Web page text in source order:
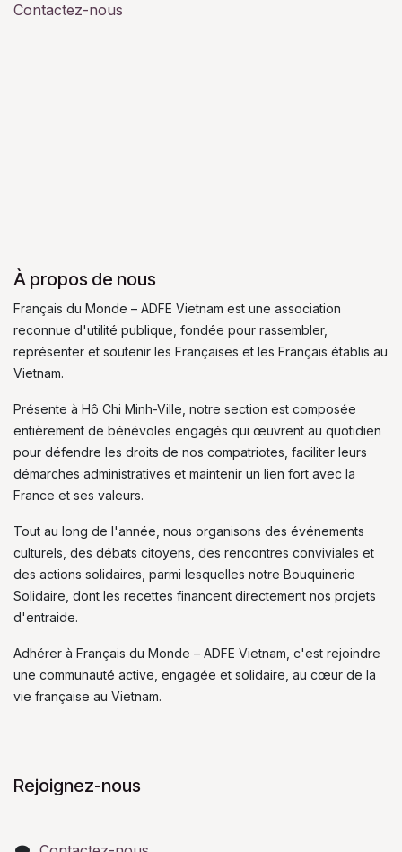
Contactez-nous
À propos de nous
Français du Monde – ADFE Vietnam est une association
reconnue d'utilité publique, fondée pour rassembler,
représenter et soutenir les Françaises et les Français établis au
Vietnam.
Présente à Hô Chi Minh-Ville, notre section est composée
entièrement de bénévoles engagés qui œuvrent au quotidien
pour défendre les droits de nos compatriotes, faciliter leurs
démarches administratives et maintenir un lien fort avec la
France et ses valeurs.
Tout au long de l'année, nous organisons des événements
culturels, des débats citoyens, des rencontres conviviales et
des actions solidaires, parmi lesquelles notre Bouquinerie
Solidaire, dont les recettes financent directement nos projets
d'entraide.
Adhérer à Français du Monde – ADFE Vietnam, c'est rejoindre
une communauté active, engagée et solidaire, au cœur de la
vie française au Vietnam.
Rejoignez-nous